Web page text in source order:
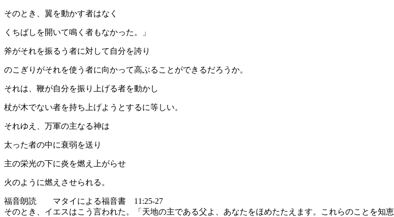
そのとき、翼を動かす者はなく
くちばしを開いて鳴く者もなかった。」
斧がそれを振るう者に対して自分を誇り
のこぎりがそれを使う者に向かって高ぶることができるだろうか。
それは、鞭が自分を振り上げる者を動かし
杖が木でない者を持ち上げようとするに等しい。
それゆえ、万軍の主なる神は
太った者の中に衰弱を送り
主の栄光の下に炎を燃え上がらせ
火のように燃えさせられる。
福音朗読 マタイによる福音書 11:25-27
そのとき、イエスはこう言われた。「天地の主である父よ、あなたをほめたたえます。これらのことを